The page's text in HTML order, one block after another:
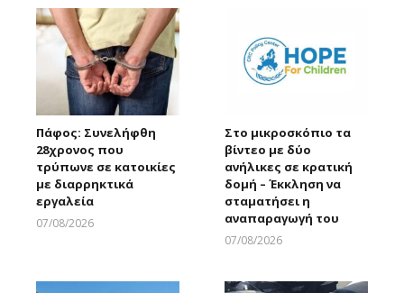
Πάφος: Συνελήφθη
28χρονος που
τρύπωνε σε κατοικίες
με διαρρηκτικά
εργαλεία
07/08/2026
Στο μικροσκόπιο τα
βίντεο με δύο
ανήλικες σε κρατική
δομή – Έκκληση να
σταματήσει η
αναπαραγωγή του
07/08/2026